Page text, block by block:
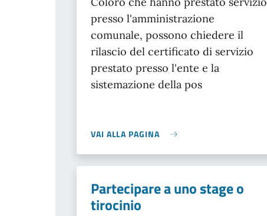
presso l'amministrazione
comunale, possono chiedere il
rilascio del certificato di servizio
prestato presso l'ente e la
sistemazione della pos
VAI ALLA PAGINA
Partecipare a uno stage o
tirocinio